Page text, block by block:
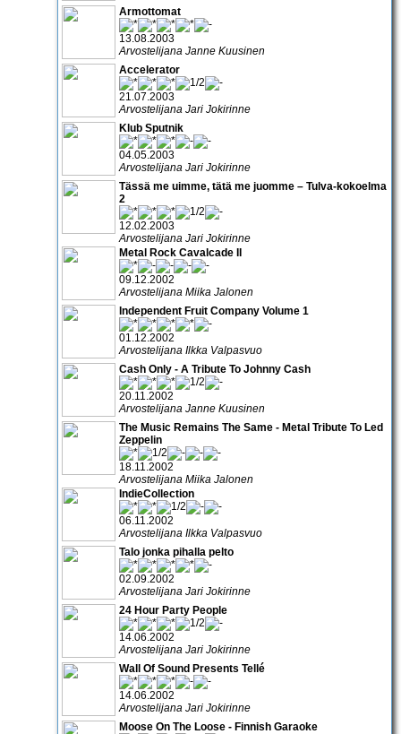
Armottomat
13.08.2003
Arvostelijana Janne Kuusinen
Accelerator
21.07.2003
Arvostelijana Jari Jokirinne
Klub Sputnik
04.05.2003
Arvostelijana Jari Jokirinne
Tässä me uimme, tätä me juomme – Tulva-kokoelma
2
12.02.2003
Arvostelijana Jari Jokirinne
Metal Rock Cavalcade II
09.12.2002
Arvostelijana Miika Jalonen
Independent Fruit Company Volume 1
01.12.2002
Arvostelijana Ilkka Valpasvuo
Cash Only - A Tribute To Johnny Cash
20.11.2002
Arvostelijana Janne Kuusinen
The Music Remains The Same - Metal Tribute To Led
Zeppelin
18.11.2002
Arvostelijana Miika Jalonen
IndieCollection
06.11.2002
Arvostelijana Ilkka Valpasvuo
Talo jonka pihalla pelto
02.09.2002
Arvostelijana Jari Jokirinne
24 Hour Party People
14.06.2002
Arvostelijana Jari Jokirinne
Wall Of Sound Presents Tellé
14.06.2002
Arvostelijana Jari Jokirinne
Moose On The Loose - Finnish Garaoke